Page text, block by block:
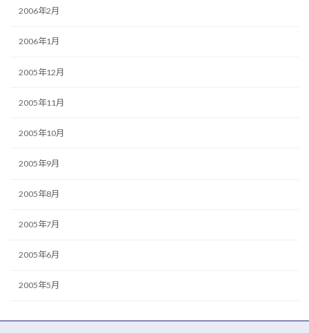
2006年2月
2006年1月
2005年12月
2005年11月
2005年10月
2005年9月
2005年8月
2005年7月
2005年6月
2005年5月